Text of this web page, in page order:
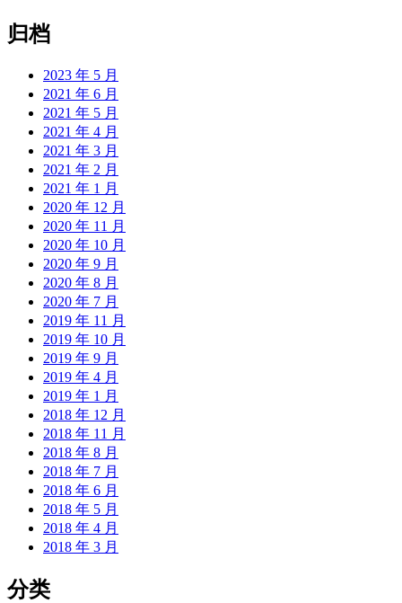
归档
2023 年 5 月
2021 年 6 月
2021 年 5 月
2021 年 4 月
2021 年 3 月
2021 年 2 月
2021 年 1 月
2020 年 12 月
2020 年 11 月
2020 年 10 月
2020 年 9 月
2020 年 8 月
2020 年 7 月
2019 年 11 月
2019 年 10 月
2019 年 9 月
2019 年 4 月
2019 年 1 月
2018 年 12 月
2018 年 11 月
2018 年 8 月
2018 年 7 月
2018 年 6 月
2018 年 5 月
2018 年 4 月
2018 年 3 月
分类